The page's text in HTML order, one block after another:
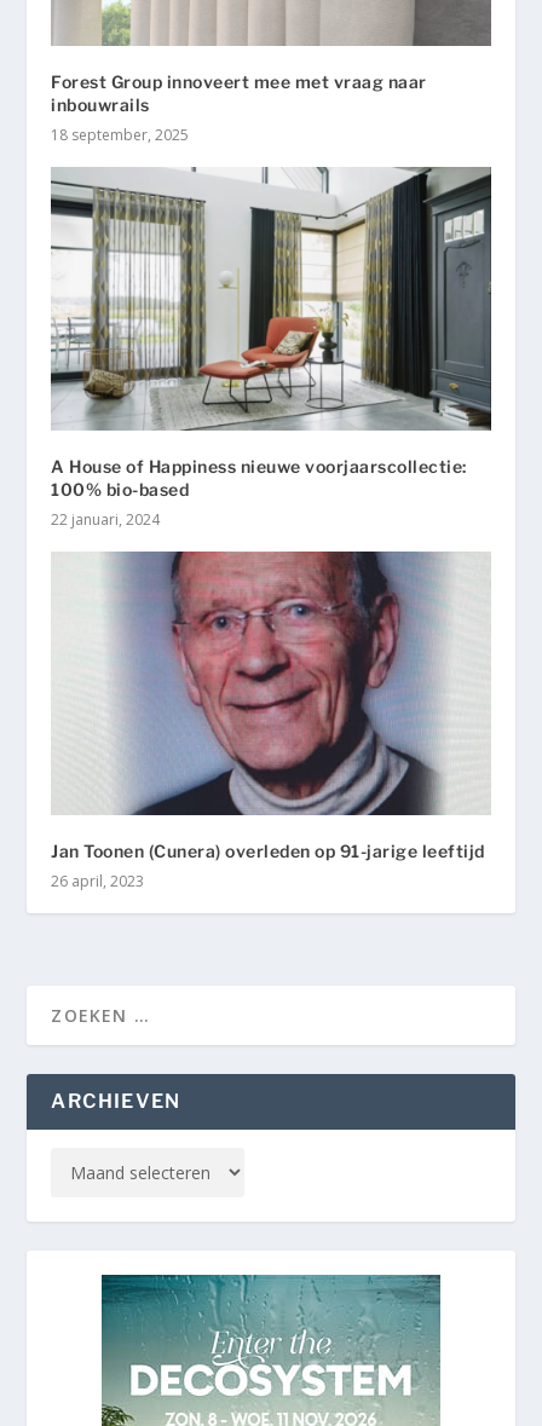
Forest Group innoveert mee met vraag naar
inbouwrails
18 september, 2025
A House of Happiness nieuwe voorjaarscollectie:
100% bio-based
22 januari, 2024
Jan Toonen (Cunera) overleden op 91-jarige leeftijd
26 april, 2023
ARCHIEVEN